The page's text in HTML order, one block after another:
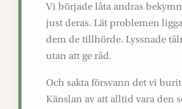
Vi började låta andras
just deras. Lät problemen
dem de tillhörde. Lyssnade
utan att ge råd.
Och sakta försvann det vi burit
Känslan av att alltid vara den